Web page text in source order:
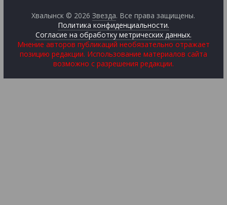
Хвалынск © 2026Звезда. Все права защищены.
Политика конфиденциальности.
Согласие на обработку метрических данных.
Мнение авторов публикаций необязательно отражает
позицию редакции. Использование материалов сайта
возможно с разрешения редакции.